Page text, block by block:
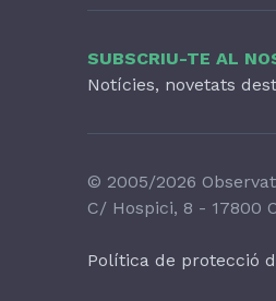
SUBSCRIU-TE AL
Notícies, novetats
© 2005/2026
C/ Hospici, 8 - 17800
Política de protecció